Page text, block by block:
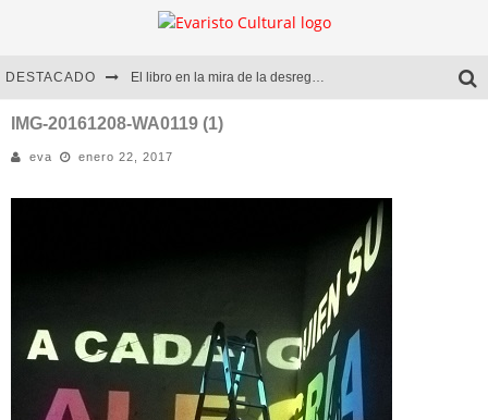
DESTACADO El libro en la mira de la desregulación
Marcelo Rubio | El llovedor
Diego Meret | Hotel Acapulco
IMG-20161208-WA0119 (1)
eva enero 22, 2017